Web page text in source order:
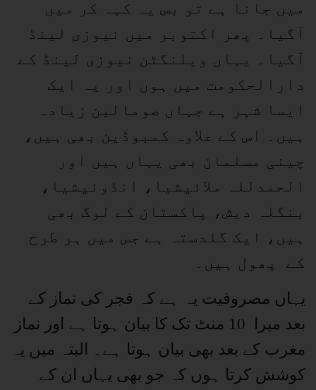
میں جانا ہے تو بس یہ کہہ کر میں
آگیا۔ پھر اکتوبر میں نیوزی لینڈ
آگیا۔ یہاں ویلنگٹن نیوزی لینڈ کے
دارالحکومت میں ہوں اور یہ ایک
ایسا شہر ہے جہاں صومالین زیادہ
ہیں۔ اس کے علاوہ کمبوڈین بھی ہیں،
چینی مسلمان بھی یہاں ہیں اور
الحمدللہ ملائیشیا، انڈونیشیا،
بنگلہ دیش، پاکستان کے لوگ بھی
ہیں، ایک گلدستہ ہے جس میں ہر طرح
کے پھول ہیں۔
یہاں مصروفیت یہ ہے کہ فجر کی نماز کے
بعد میرا 10 منٹ تک کا بیان ہوتا ہے اور نماز
مغرب کے بعد بھی بیان ہوتا ہے۔ البتہ میں یہ
کوشش کرتا ہوں کہ جو بھی یہاں ان کے